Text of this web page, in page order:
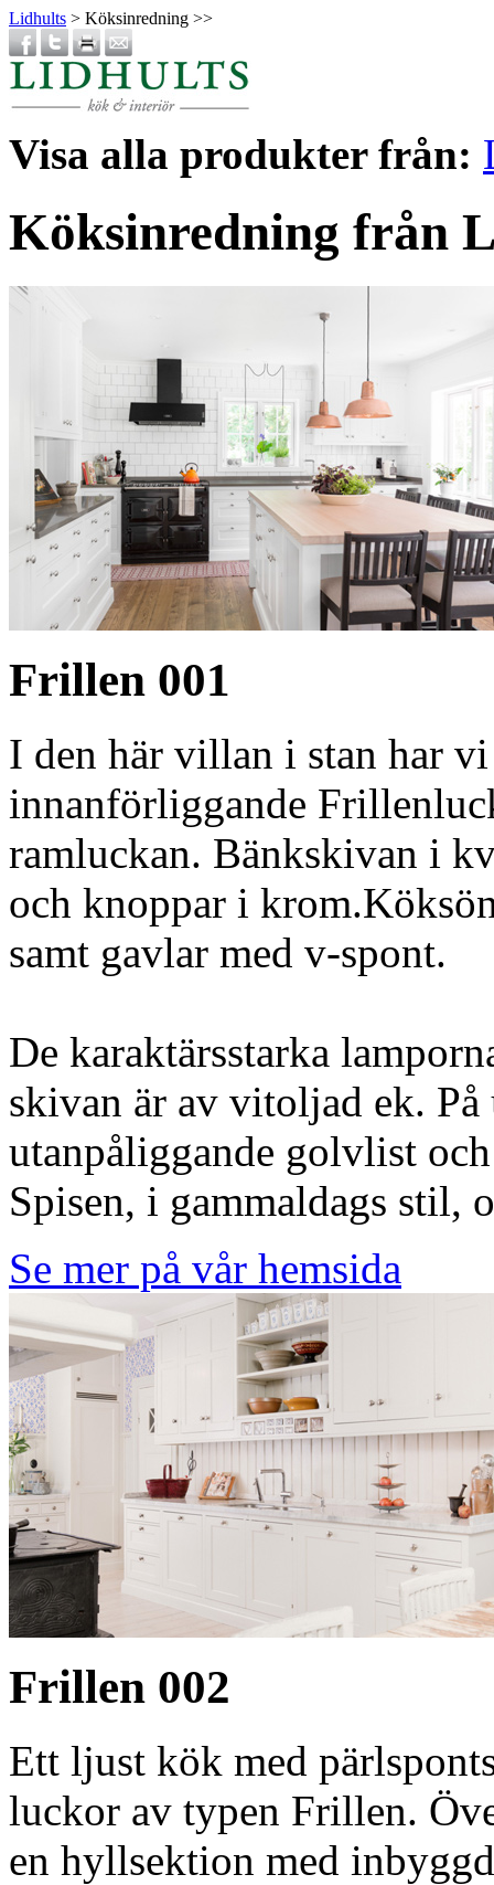
Lidhults > Köksinredning >>
Visa alla produkter från:
Köksinredning från
Frillen 001
I den här villan i stan har
innanförliggande
ramluckan. Bänkskivan i
och knoppar i
samt gavlar med v-spont.
De karaktärsstarka
skivan är av vitoljad ek. På
utanpåliggande golvlist
Spisen, i gammaldags stil,
Se mer på vår hemsida
Frillen 002
Ett ljust kök med
luckor av typen Frillen.
en hyllsektion med